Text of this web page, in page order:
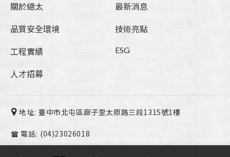
關於總太 最新消息
品質安全環境 技術亮點
工程實績 ESG
人才招募
地址: 臺中市北屯區廍子里太原路三段1315號1樓
電話: (04)23026018